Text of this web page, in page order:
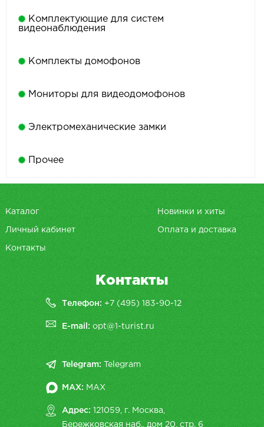
Комплектующие для систем
видеонаблюдения
Комплекты домофонов
Мониторы для видеодомофонов
Электромеханические замки
Прочее
Каталог Новинки и хиты
Личный кабинет Оплата и доставка
Контакты
Контакты
Телефон: +7 (495) 183-90-12
E-mail:opt@1-turist.ru
Telegram: Telegram
MAX: MAX
Адрес: 121059, г. Москва,
Бережковская наб., дом 20, cтр. 6